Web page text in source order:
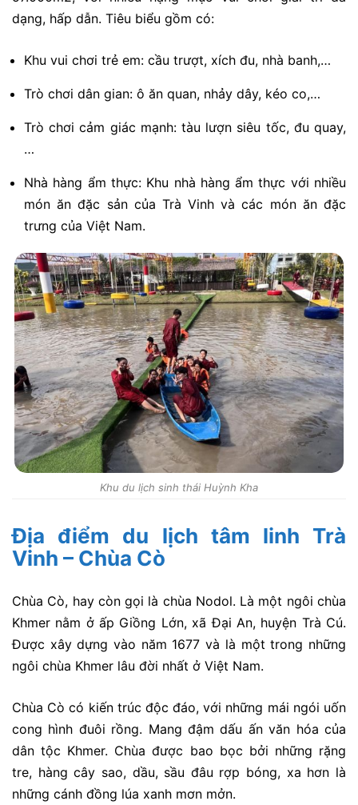
dạng, hấp dẫn. Tiêu biểu gồm có:
Khu vui chơi trẻ em: cầu trượt, xích đu, nhà banh,…
Trò chơi dân gian: ô ăn quan, nhảy dây, kéo co,…
Trò chơi cảm giác mạnh: tàu lượn siêu tốc, đu quay,
…
Nhà hàng ẩm thực: Khu nhà hàng ẩm thực với nhiều
món ăn đặc sản của Trà Vinh và các món ăn đặc
trưng của Việt Nam.
Khu du lịch sinh thái Huỳnh Kha
Địa điểm du lịch tâm linh Trà
Vinh – Chùa Cò
Chùa Cò, hay còn gọi là chùa Nodol. Là một ngôi chùa
Khmer nằm ở ấp Giồng Lớn, xã Đại An, huyện Trà Cú.
Được xây dựng vào năm 1677 và là một trong những
ngôi chùa Khmer lâu đời nhất ở Việt Nam.
Chùa Cò có kiến trúc độc đáo, với những mái ngói uốn
cong hình đuôi rồng. Mang đậm dấu ấn văn hóa của
dân tộc Khmer. Chùa được bao bọc bởi những rặng
tre, hàng cây sao, dầu, sầu đâu rợp bóng, xa hơn là
những cánh đồng lúa xanh mơn mởn.